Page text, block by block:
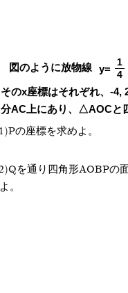
図のように放物線 y=
1
4
そのx座標はそれぞれ、-4,
分AC上にあり、△AOCと
Pの座標を求めよ。
Qを通り四角形AOBPの
よ。